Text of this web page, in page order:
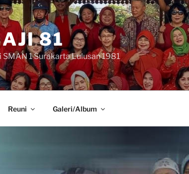
81
1 Surakarta Lulusan 1981
Reuni Galeri/Album